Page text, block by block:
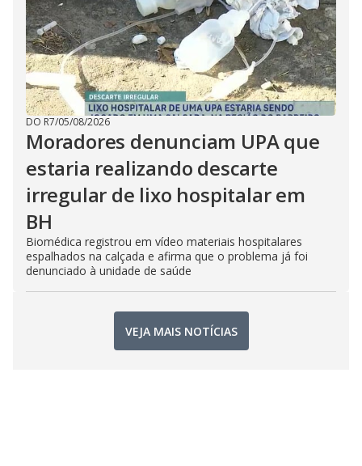
DO R7/05/08/2026
Moradores denunciam UPA que
estaria realizando descarte
irregular de lixo hospitalar em
BH
Biomédica registrou em vídeo materiais hospitalares
espalhados na calçada e afirma que o problema já foi
denunciado à unidade de saúde
VEJA MAIS NOTÍCIAS